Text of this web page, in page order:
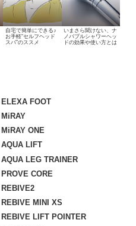
自宅で簡単にできる♪
お手軽“セルフヘッド
スパ”のススメ
いまさら聞けない、ナ
ノバブルシャワーヘッ
ドの効果や使い方とは
ELEXA FOOT
MiRAY
MiRAY ONE
AQUA LIFT
AQUA LEG TRAINER
PROVE CORE
REBIVE2
REBIVE MINI XS
REBIVE LIFT POINTER